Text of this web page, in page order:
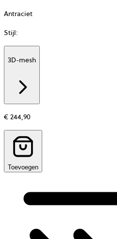
Antraciet
Stijl:
3D-mesh
€ 244,90
Toevoegen